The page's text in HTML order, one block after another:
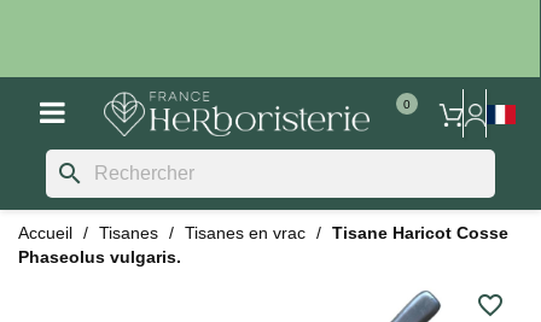
search
Accueil Tisanes Tisanes en vrac
Tisane Haricot Cosse
Phaseolus vulgaris.
favorite_border